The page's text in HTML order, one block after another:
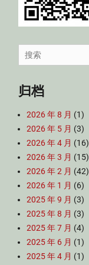
Search
for:
归档
2026 年 8 月 (1)
2026 年 5 月 (3)
2026 年 4 月 (16)
2026 年 3 月 (15)
2026 年 2 月 (42)
2026 年 1 月 (6)
2025 年 9 月 (3)
2025 年 8 月 (3)
2025 年 7 月 (4)
2025 年 6 月 (1)
2025 年 4 月 (1)